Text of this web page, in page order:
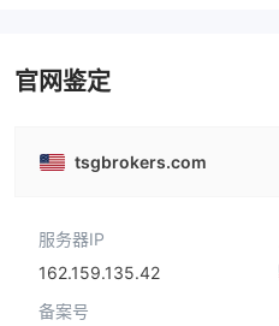
官网鉴定
tsgbrokers.com
服务器IP
162.159.135.42
备案号